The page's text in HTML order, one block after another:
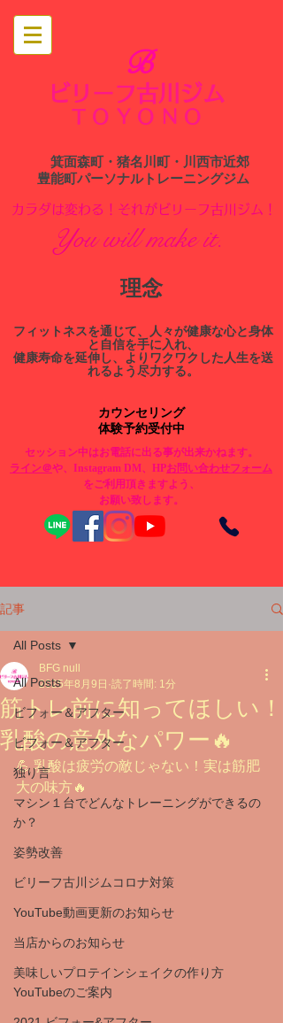
ビリーフ古川ジム
TOYONO
B
箕面森町・猪名川町・川西市近郊
​豊能町パーソナルトレーニングジム
​カラダは変わる！それがビリーフ古川ジム！
You will make it.
​理念
​フィットネスを通じて、人々が健康な心と身体
と自信を手に入れ、
健康寿命を延伸し、よりワクワクした人生を送
れるよう尽力する。
カウンセリング
体験予約受付中
セッション中はお電話に出る事が出来かねます。
​ライン＠や、Instagram DM、HPお問い合わせフォーム
をご利用頂きますよう、
お願い致します。
記事
All Posts
ビフォー＆アフター
ビフォー＆アフター
独り言
マシン１台でどんなトレーニングができるの
か？
姿勢改善
ビリーフ古川ジムコロナ対策
YouTube動画更新のお知らせ
当店からのお知らせ
美味しいプロテインシェイクの作り方
YouTubeのご案内
All Posts
筋トレ前に知ってほしい！
乳酸の意外なパワー🔥
BFG null
2025年8月9日 読了時間: 1分
💪 乳酸は疲労の敵じゃない！実は筋肥
大の味方🔥